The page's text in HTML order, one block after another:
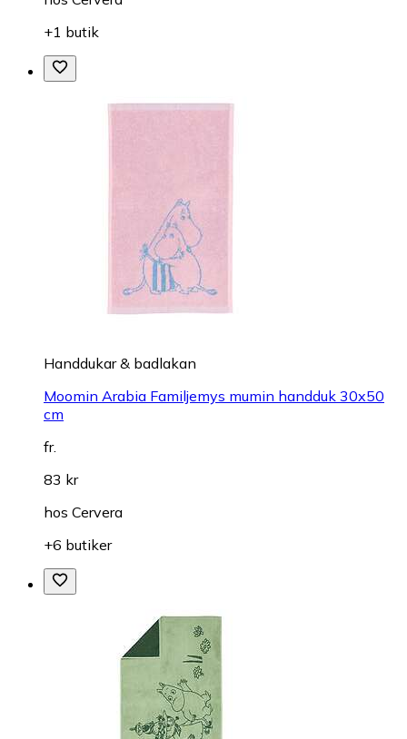
+1 butik
Handdukar & badlakan
Moomin Arabia Familjemys mumin handduk 30x50
cm
fr.
83 kr
hos Cervera
+6 butiker